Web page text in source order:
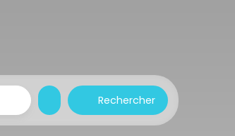
Rechercher